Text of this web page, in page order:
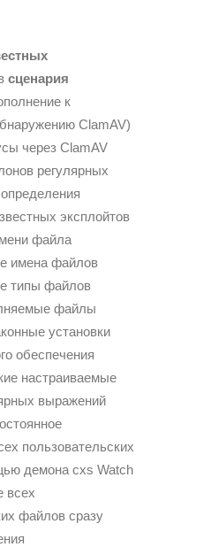
сценария
к
ClamAV)
через ClamAV
регулярных
эксплойтов
файла
имена файлов
типы файлов
файлы
установки
обеспечения
настраиваемые
выражений
пользовательских
демона cxs Watch
всех
файлов сразу